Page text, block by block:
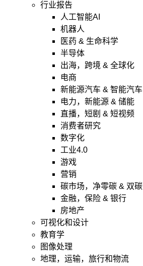
行业报告
人工智能AI
机器人
医药 & 生命科学
半导体
出海，跨境 & 全球化
电商
新能源汽车 & 智能汽车
电力，新能源 & 储能
直播，短剧 & 短视频
消费者研究
数字化
工业4.0
游戏
营销
碳市场，净零碳 & 双碳
金融，保险 & 银行
房地产
可视化和设计
教育学
图像处理
地理，运输，旅行和物流